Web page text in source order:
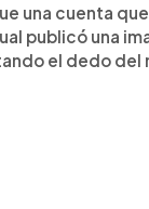
una cuenta
publicó una
el dedo del